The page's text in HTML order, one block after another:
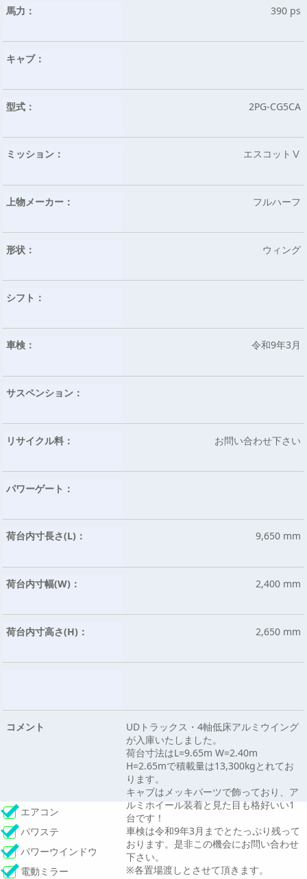
馬力： 390 ps
キャブ：
型式： 2PG-CG5CA
ミッション： エスコットⅤ
上物メーカー： フルハーフ
形状： ウィング
シフト：
車検： 令和9年3月
サスペンション：
リサイクル料： お問い合わせ下さい
パワーゲート：
荷台内寸長さ(L)： 9,650 mm
荷台内寸幅(W)： 2,400 mm
荷台内寸高さ(H)： 2,650 mm
コメント
UDトラックス・4軸低床アルミウイング
が入庫いたしました。
荷台寸法はL=9.65m W=2.40m
H=2.65mで積載量は13,300kgとれてお
ります。
キャブはメッキパーツで飾っており、ア
ルミホイール装着と見た目も格好いい1
台です！
車検は令和9年3月までとたっぷり残って
おります。是非この機会にお問い合わせ
下さい。
※各置場渡しとさせて頂きます。
エアコン
パワステ
パワーウインドウ
電動ミラー